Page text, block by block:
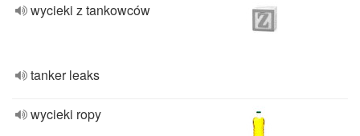
wycieki z tankowców
tanker leaks
wycieki ropy